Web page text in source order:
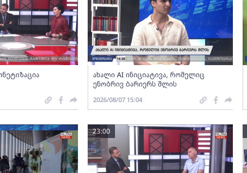
ახალი AI ინიციატივა, რომელიც
ენობრივ ბარიერს შლის
2026/08/07 15:04
23:00